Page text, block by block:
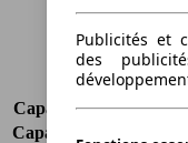
Charge
Portes
Sièges
Charge sur
Capacité de
Capacité de
Publicités et
des